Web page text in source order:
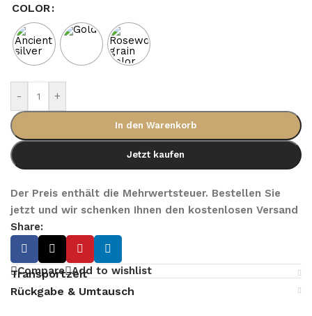
COLOR
- +
In den Warenkorb
Jetzt kaufen
Der Preis enthält die Mehrwertsteuer. Bestellen Sie
jetzt und wir schenken Ihnen den kostenlosen Versand
Share:
Compare Add to wishlist
Transportzeit
Rückgabe & Umtausch